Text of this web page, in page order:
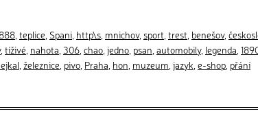
teplice Spani http\s mnichov, sport trest benešov,
, tíživé nahota 306 chao jedno psan automobily, legenda
železnice pivo Praha hon muzeum jazyk e-shop přání